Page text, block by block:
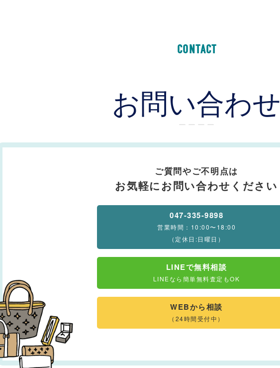
CONTACT
お問い合わせ
ー ー ー ー
ご質問やご不明点は
お気軽にお問い合わせください
047-335-9898
営業時間：10:00〜18:00
（定休日:日曜日）
LINEで無料相談
LINEなら簡単無料査定もOK
WEBから相談
（24時間受付中）